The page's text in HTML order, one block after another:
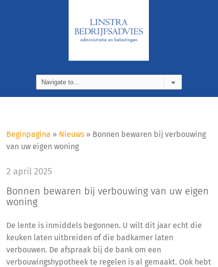
Beginpagina » Nieuws » Bonnen bewaren bij verbouwing
van uw eigen woning
2 april 2025
Bonnen bewaren bij verbouwing van uw eigen
woning
De lente is inmiddels begonnen. U wilt dit jaar echt die
keuken laten uitbreiden of die badkamer laten
verbouwen. De afspraak bij de bank om een
verbouwingshypotheek te regelen is al gemaakt. Ook hebt